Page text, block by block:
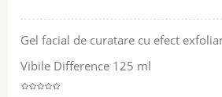
Gel facial de curatare cu efect
Vibile Difference 125 ml